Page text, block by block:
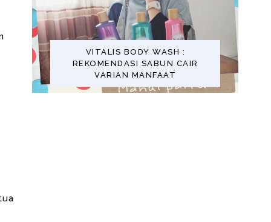
VITALIS BODY WASH :
REKOMENDASI SABUN CAIR
VARIAN MANFAAT